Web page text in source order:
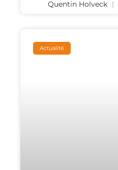
Quentin Holveck
Actualité